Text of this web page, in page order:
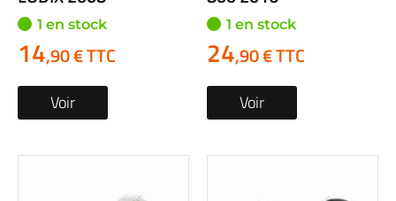
1 en stock
14,90 € TTC
Voir
1 en stock
24,90 € TTC
Voir